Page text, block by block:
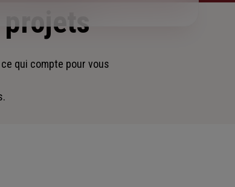
qui compte pour vous